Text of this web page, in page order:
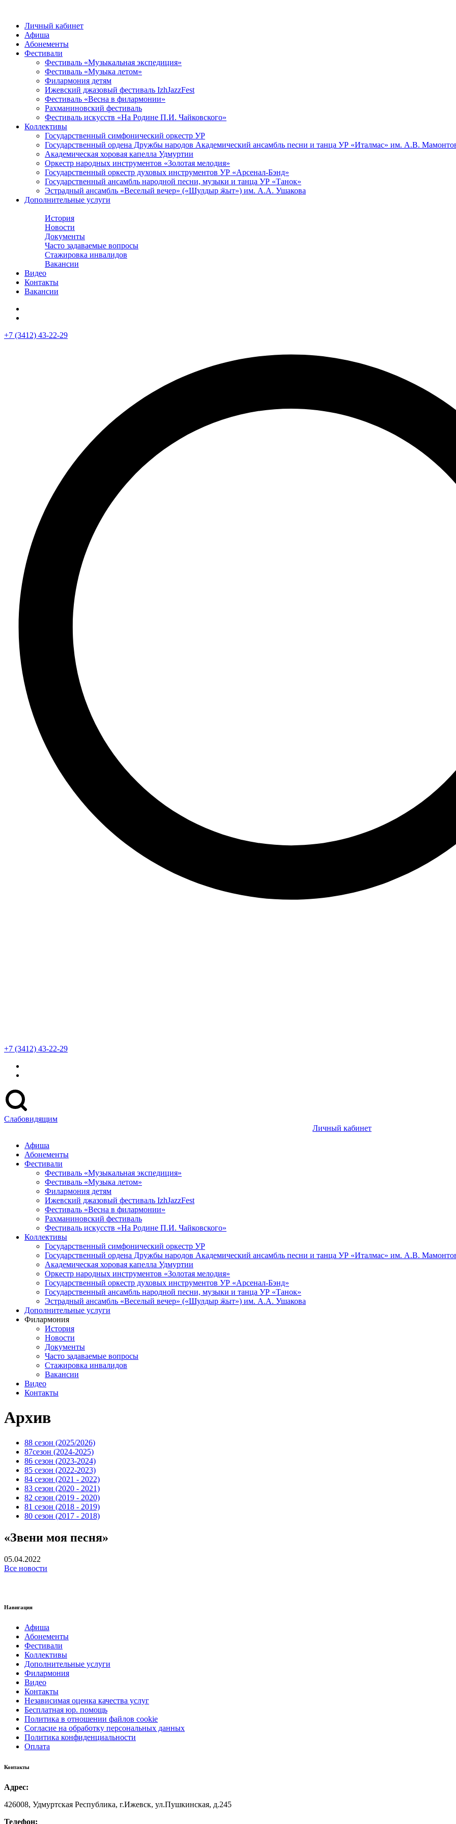
Личный кабинет
Афиша
Абонементы
Фестивали
Фестиваль «Музыкальная экспедиция»
Фестиваль «Музыка летом»
Филармония детям
Ижевский джазовый фестиваль IzhJazzFest
Фестиваль «Весна в филармонии»
Рахманиновский фестиваль
Фестиваль искусств «На Родине П.И. Чайковского»
Коллективы
Государственный симфонический оркестр УР
Государственный ордена Дружбы народов Академический ансамбль песни и танца УР «Италмас» им. А.В.
Академическая хоровая капелла Удмуртии
Оркестр народных инструментов «Золотая мелодия»
Государственный оркестр духовых инструментов УР «Арсенал-Бэнд»
Государственный ансамбль народной песни, музыки и танца УР «Танок»
Эстрадный ансамбль «Веселый вечер» («Шулдыр ӝыт») им. А.А. Ушакова
Дополнительные услуги
История
Новости
Документы
Часто задаваемые вопросы
Стажировка инвалидов
Вакансии
Видео
Контакты
Вакансии
+7 (3412) 43-22-29
+7 (3412) 43-22-29
Слабовидящим
Личный кабинет
Афиша
Абонементы
Фестивали
Фестиваль «Музыкальная экспедиция»
Фестиваль «Музыка летом»
Филармония детям
Ижевский джазовый фестиваль IzhJazzFest
Фестиваль «Весна в филармонии»
Рахманиновский фестиваль
Фестиваль искусств «На Родине П.И. Чайковского»
Коллективы
Государственный симфонический оркестр УР
Государственный ордена Дружбы народов Академический ансамбль песни и танца УР «Италмас» им. А.В.
Академическая хоровая капелла Удмуртии
Оркестр народных инструментов «Золотая мелодия»
Государственный оркестр духовых инструментов УР «Арсенал-Бэнд»
Государственный ансамбль народной песни, музыки и танца УР «Танок»
Эстрадный ансамбль «Веселый вечер» («Шулдыр ӝыт») им. А.А. Ушакова
Дополнительные услуги
Филармония
История
Новости
Документы
Часто задаваемые вопросы
Стажировка инвалидов
Вакансии
Видео
Контакты
Архив
88 сезон (2025/2026)
87сезон (2024-2025)
86 сезон (2023-2024)
85 сезон (2022-2023)
84 сезон (2021 - 2022)
83 сезон (2020 - 2021)
82 сезон (2019 - 2020)
81 сезон (2018 - 2019)
80 сезон (2017 - 2018)
«Звени моя песня»
05.04.2022
Все новости
Навигация
Афиша
Абонементы
Фестивали
Коллективы
Дополнительные услуги
Филармония
Видео
Контакты
Независимая оценка качества услуг
Бесплатная юр. помощь
Политика в отношении файлов cookie
Согласие на обработку персональных данных
Политика конфиденциальности
Оплата
Контакты
Адрес:
426008, Удмуртская Республика, г.Ижевск, ул.Пушкинская, д.245
Телефон: